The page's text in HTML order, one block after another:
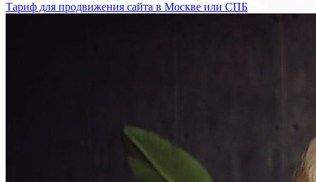
Тариф для продвижения сайта в Москве или СПБ